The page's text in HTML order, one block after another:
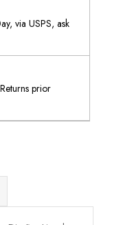
via USPS, ask
prior